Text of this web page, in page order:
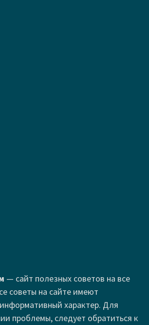
— сайт полезных советов на все
советы на сайте имеют
характер. Для
проблемы, следует обратиться к